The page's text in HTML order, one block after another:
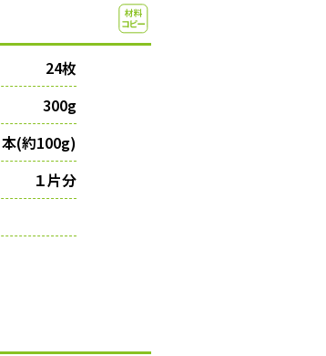
24枚
300g
本(約100g)
１片分